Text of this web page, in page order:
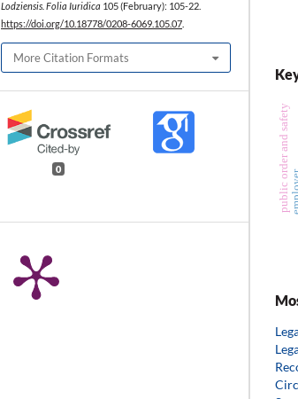
Lodziensis. Folia Iuridica 105 (February): 105-22.
https://doi.org/10.18778/0208-6069.105.07
More Citation Formats
0 public order and safety